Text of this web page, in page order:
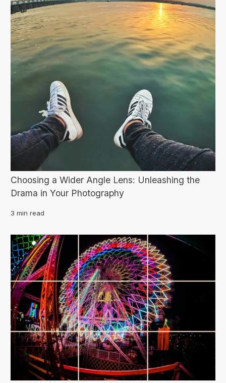
Choosing a Wider Angle Lens: Unleashing the
Drama in Your Photography
3 min read